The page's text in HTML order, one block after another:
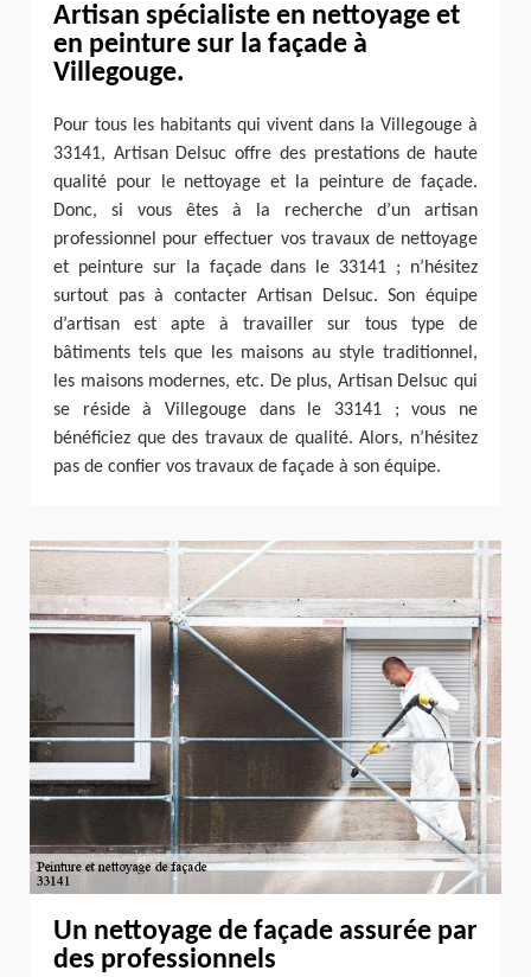
Artisan spécialiste en nettoyage et
en peinture sur la façade à
Villegouge.
Pour tous les habitants qui vivent dans la Villegouge à
33141, Artisan Delsuc offre des prestations de haute
qualité pour le nettoyage et la peinture de façade.
Donc, si vous êtes à la recherche d’un artisan
professionnel pour effectuer vos travaux de nettoyage
et peinture sur la façade dans le 33141 ; n’hésitez
surtout pas à contacter Artisan Delsuc. Son équipe
d’artisan est apte à travailler sur tous type de
bâtiments tels que les maisons au style traditionnel,
les maisons modernes, etc. De plus, Artisan Delsuc qui
se réside à Villegouge dans le 33141 ; vous ne
bénéficiez que des travaux de qualité. Alors, n’hésitez
pas de confier vos travaux de façade à son équipe.
Un nettoyage de façade assurée par
des professionnels